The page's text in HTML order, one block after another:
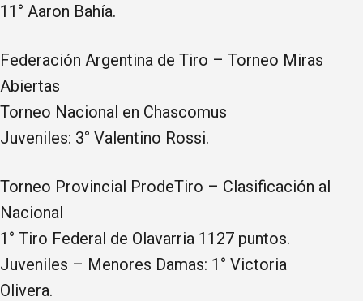
11° Aaron Bahía.
Federación Argentina de Tiro – Torneo Miras
Abiertas
Torneo Nacional en Chascomus
Juveniles: 3° Valentino Rossi.
Torneo Provincial ProdeTiro – Clasificación al
Nacional
1° Tiro Federal de Olavarria 1127 puntos.
Juveniles – Menores Damas: 1° Victoria
Olivera.